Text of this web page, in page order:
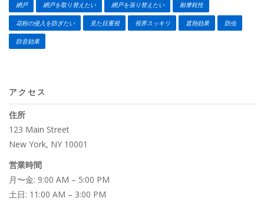
網戸 網戸を取り替えたい 網戸を張り替えたい 耐摩耗性
花粉の侵入を防ぎたい 見た目重視 視界スッキリ 遮熱効果 防虫
防音効果
アクセス
住所
123 Main Street
New York, NY 10001
営業時間
月〜金: 9:00 AM – 5:00 PM
土日: 11:00 AM – 3:00 PM